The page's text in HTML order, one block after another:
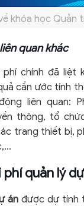
khóa học Quản
quan khác
phí chính đã liệt
cần ước tính
liên quan:
thông, tổ
trang thiết bị,
quản lý
ánđược dự tính